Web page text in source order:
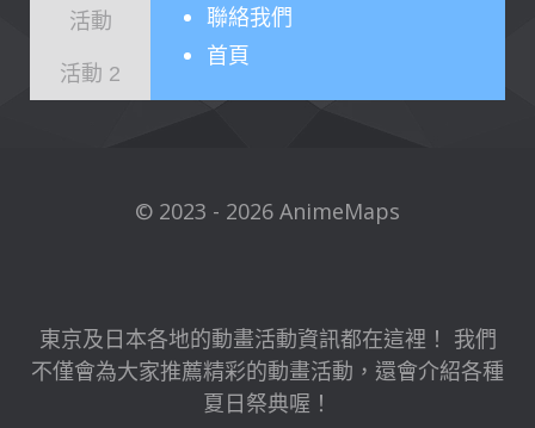
活動
活動 2
聯絡我們
首頁
© 2023 - 2026 AnimeMaps
東京及日本各地的動畫活動資訊都在這裡！ 我們
不僅會為大家推薦精彩的動畫活動，還會介紹各種
夏日祭典喔！